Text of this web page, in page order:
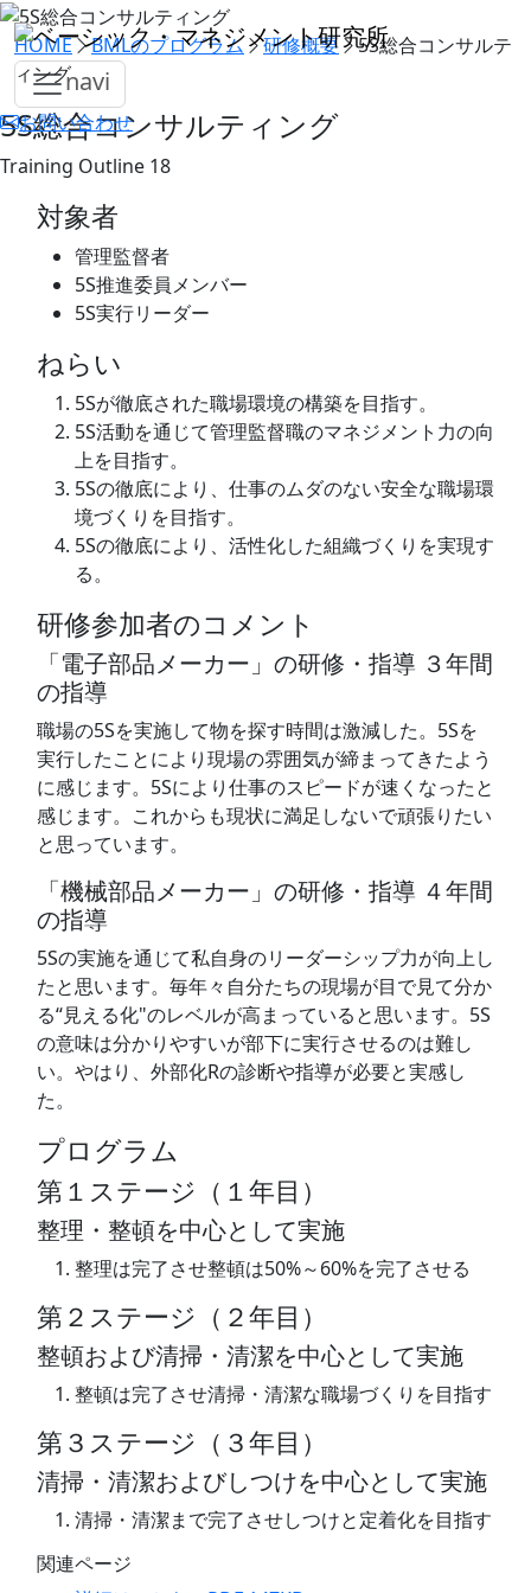
navi
お問い合わせ
HOME BMLのプログラム 研修概要
5S総合コンサルテ
ィング
5S総合コンサルティング
Training Outline 18
対象者
管理監督者
5S推進委員メンバー
5S実行リーダー
ねらい
5Sが徹底された職場環境の構築を目指す。
5S活動を通じて管理監督職のマネジメント力の向
上を目指す。
5Sの徹底により、仕事のムダのない安全な職場環
境づくりを目指す。
5Sの徹底により、活性化した組織づくりを実現す
る。
研修参加者のコメント
「電子部品メーカー」の研修・指導 ３年間
の指導
職場の5Sを実施して物を探す時間は激減した。5Sを
実行したことにより現場の雰囲気が締まってきたよう
に感じます。5Sにより仕事のスピードが速くなったと
感じます。これからも現状に満足しないで頑張りたい
と思っています。
「機械部品メーカー」の研修・指導 ４年間
の指導
5Sの実施を通じて私自身のリーダーシップ力が向上し
たと思います。毎年々自分たちの現場が目で見て分か
る“見える化"のレベルが高まっていると思います。5S
の意味は分かりやすいが部下に実行させるのは難し
い。やはり、外部化Rの診断や指導が必要と実感し
た。
プログラム
第１ステージ（１年目）
整理・整頓を中心として実施
整理は完了させ整頓は50%～60%を完了させる
第２ステージ（２年目）
整頓および清掃・清潔を中心として実施
整頓は完了させ清掃・清潔な職場づくりを目指す
第３ステージ（３年目）
清掃・清潔およびしつけを中心として実施
清掃・清潔まで完了させしつけと定着化を目指す
関連ページ